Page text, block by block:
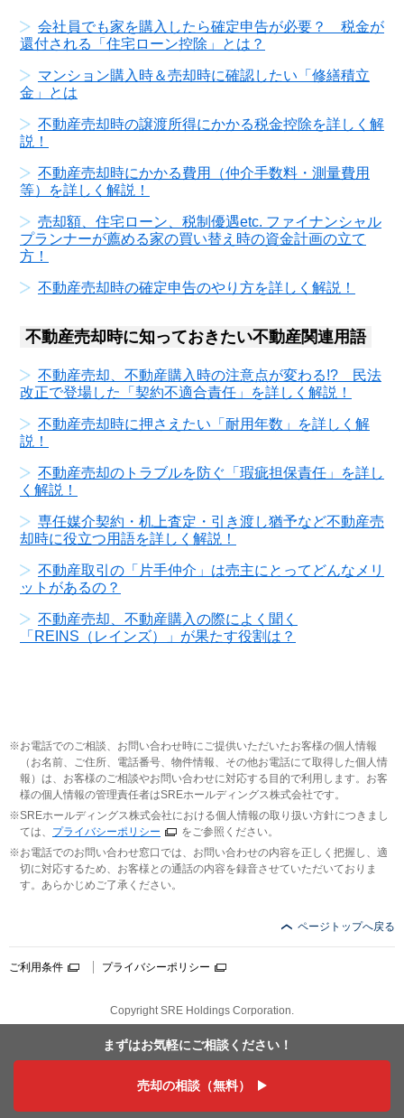
まずはお気軽にご相談ください！
売却の相談（無料）
会社員でも家を購入したら確定申告が必要？ 税金が
還付される「住宅ローン控除」とは？
マンション購入時＆売却時に確認したい「修繕積立
金」とは
不動産売却時の譲渡所得にかかる税金控除を詳しく解
説！
不動産売却時にかかる費用（仲介手数料・測量費用
等）を詳しく解説！
売却額、住宅ローン、税制優遇etc. ファイナンシャル
プランナーが薦める家の買い替え時の資金計画の立て
方！
不動産売却時の確定申告のやり方を詳しく解説！
不動産売却時に知っておきたい不動産関連用語
不動産売却、不動産購入時の注意点が変わる!? 民法
改正で登場した「契約不適合責任」を詳しく解説！
不動産売却時に押さえたい「耐用年数」を詳しく解
説！
不動産売却のトラブルを防ぐ「瑕疵担保責任」を詳し
く解説！
専任媒介契約・机上査定・引き渡し猶予など不動産売
却時に役立つ用語を詳しく解説！
不動産取引の「片手仲介」は売主にとってどんなメリ
ットがあるの？
不動産売却、不動産購入の際によく聞く
「REINS（レインズ）」が果たす役割は？
お電話でのご相談、お問い合わせ時にご提供いただいたお客様の個人情報
（お名前、ご住所、電話番号、物件情報、その他お電話にて取得した個人情
報）は、お客様のご相談やお問い合わせに対応する目的で利用します。お客
様の個人情報の管理責任者はSREホールディングス株式会社です。
SREホールディングス株式会社における個人情報の取り扱い方針につきまし
ては、 プライバシーポリシー
をご参照ください。
お電話でのお問い合わせ窓口では、お問い合わせの内容を正しく把握し、適
切に対応するため、お客様との通話の内容を録音させていただいておりま
す。あらかじめご了承ください。
ページトップへ戻る
ご利用条件 プライバシーポリシー
Copyright SRE Holdings Corporation.